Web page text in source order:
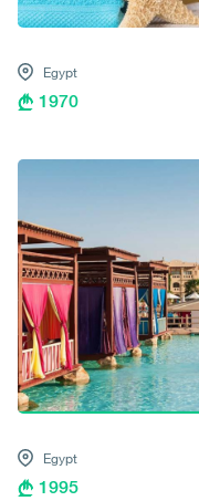
Egypt
1970
Egypt
1995